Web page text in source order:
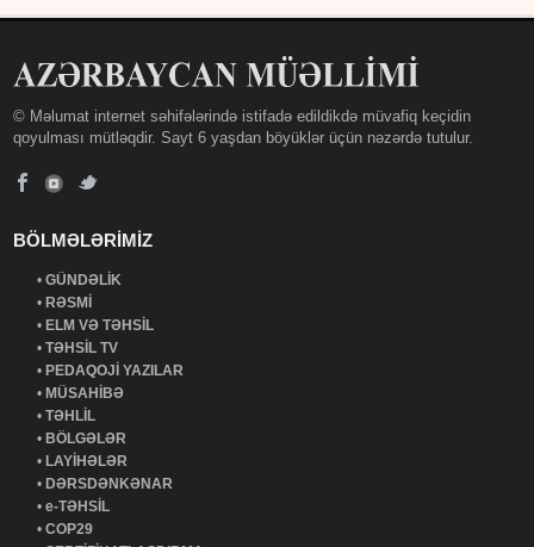
© Məlumat internet səhifələrində istifadə edildikdə müvafiq keçidin
qoyulması mütləqdir. Sayt 6 yaşdan böyüklər üçün nəzərdə tutulur.
BÖLMƏLƏRİMİZ
•GÜNDƏLİK
•RƏSMİ
•ELM VƏ TƏHSİL
•TƏHSİL TV
•PEDAQOJİ YAZILAR
•MÜSAHİBƏ
•TƏHLİL
•BÖLGƏLƏR
•LAYİHƏLƏR
•DƏRSDƏNKƏNAR
•e-TƏHSİL
•COP29